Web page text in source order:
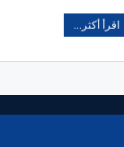
اقرأ أكثر...